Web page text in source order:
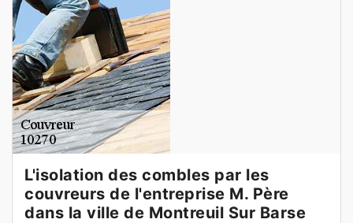
L'isolation des combles par les
couvreurs de l'entreprise M. Père
dans la ville de Montreuil Sur Barse